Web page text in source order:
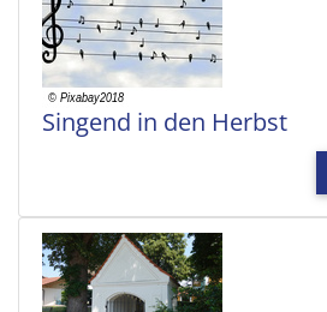
Singend in den Herbst